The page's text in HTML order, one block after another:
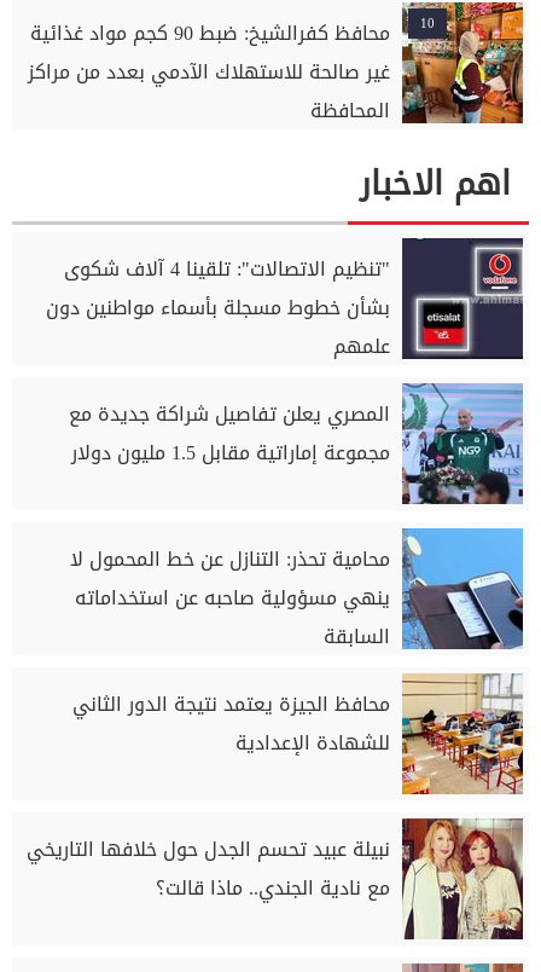
10
محافظ كفرالشيخ: ضبط 90 كجم مواد غذائية
غير صالحة للاستهلاك الآدمي بعدد من مراكز
المحافظة
اهم الاخبار
"تنظيم الاتصالات": تلقينا 4 آلاف شكوى
بشأن خطوط مسجلة بأسماء مواطنين دون
علمهم
المصري يعلن تفاصيل شراكة جديدة مع
مجموعة إماراتية مقابل 1.5 مليون دولار
محامية تحذر: التنازل عن خط المحمول لا
ينهي مسؤولية صاحبه عن استخداماته
السابقة
محافظ الجيزة يعتمد نتيجة الدور الثاني
للشهادة الإعدادية
نبيلة عبيد تحسم الجدل حول خلافها التاريخي
مع نادية الجندي.. ماذا قالت؟